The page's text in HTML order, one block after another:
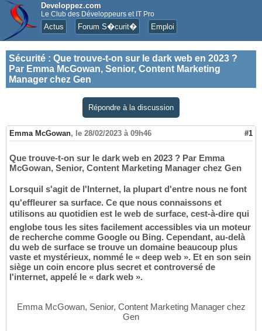
Developpez.com
Le Club des Développeurs et IT Pro
Actus Forum S�curit� Emploi
Sécurité : Que trouve-t-on sur le dark web en 2023 ?
Par Emma McGowan, Senior, Content Marketing
Manager chez Gen
Répondre à la discussion
Emma McGowan, le 28/02/2023 à 09h46 #1
Que trouve-t-on sur le dark web en 2023 ? Par Emma
McGowan, Senior, Content Marketing Manager chez Gen
Lorsquil s'agit de l'Internet, la plupart d'entre nous ne font
qu'effleurer sa surface. Ce que nous connaissons et
utilisons au quotidien est le web de surface, cest-à-dire qui
englobe tous les sites facilement accessibles via un moteur
de recherche comme Google ou Bing. Cependant, au-delà
du web de surface se trouve un domaine beaucoup plus
vaste et mystérieux, nommé le « deep web ». Et en son sein
siège un coin encore plus secret et controversé de
l'internet, appelé le « dark web ».
Emma McGowan, Senior, Content Marketing Manager chez
Gen